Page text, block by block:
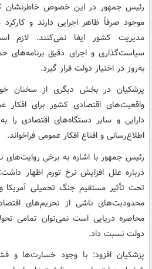
رئیس جمهور در این خصوص خاطرنشان
موجود صرفاً ظاهر اجرایی دارند و
مدیریت کشور ایفا نمی‌کنند. لازم
سیاست‌گذاری و اجرای دقیق برنامه‌های
به‌روز در اختیار دولت قرار گیرد.
پزشکیان در بخش دیگری از سخنان
واقعیت‌های اقتصادی کشور برای افکار
دارایی و سایر دستگاه‌های اقتصادی را
اطلاع‌رسانی و اقناع افکار عمومی فراخواند.
رئیس جمهور با اشاره به برخی روایت‌های
درباره علل افزایش نرخ تورم اظهار
تحت تأثیر مستقیم جنگ تحمیلی آمریکا
محدودیت‌های ناشی از تحریم‌های
محاصره دریایی است نمی‌توان تمامی
دولت نسبت داد.
پزشکیان افزود: با وجود خسارت‌ها و